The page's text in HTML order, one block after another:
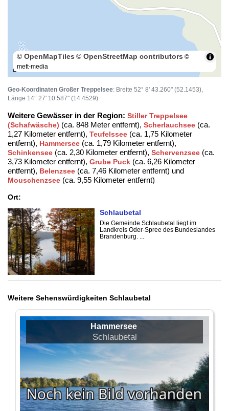
100 m
© OpenMapTiles © OpenStreetMap contributors ©
mett-media
Geo-Koordinaten Großer Treppelsee: Breite 52° 8' 43.260" (52.1453),
Länge 14° 27' 10.587" (14.4529)
Weitere Gewässer in der Region: Stiller Treppelsee
(Schafwäsche) (ca. 848 Meter entfernt), Scherlauchsee (ca.
1,27 Kilometer entfernt), Teufelssee (ca. 1,75 Kilometer
entfernt), Hammersee (ca. 1,79 Kilometer entfernt),
Schinkensee (ca. 2,30 Kilometer entfernt), Schervenzsee (ca.
3,73 Kilometer entfernt), Grube Puck (ca. 6,26 Kilometer
entfernt), Belenzsee (ca. 7,46 Kilometer entfernt) und
Mouschenzsee (ca. 9,55 Kilometer entfernt)
Ort:
Schlaubetal
Die Gemeinde Schlaubetal liegt im
Landkreis Oder-Spree des Bundeslandes
Brandenburg. ...
Weitere Sehenswürdigkeiten Schlaubetal
Hammersee
Schlaubetal